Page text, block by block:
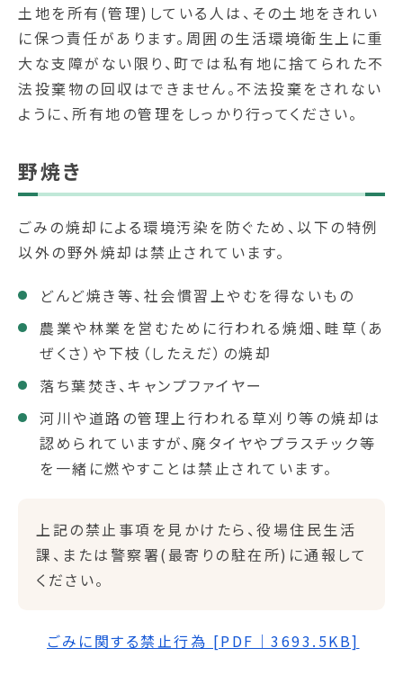
土地を所有(管理)している人は、その土地をきれい
に保つ責任があります。周囲の生活環境衛生上に重
大な支障がない限り、町では私有地に捨てられた不
法投棄物の回収はできません。不法投棄をされない
ように、所有地の管理をしっかり行ってください。
野焼き
ごみの焼却による環境汚染を防ぐため、以下の特例
以外の野外焼却は禁止されています。
どんど焼き等、社会慣習上やむを得ないもの
農業や林業を営むために行われる焼畑、畦草（あ
ぜくさ）や下枝（したえだ）の焼却
落ち葉焚き、キャンプファイヤー
河川や道路の管理上行われる草刈り等の焼却は
認められていますが、廃タイヤやプラスチック等
を一緒に燃やすことは禁止されています。
上記の禁止事項を見かけたら、役場住民生活
課、または警察署(最寄りの駐在所)に通報して
ください。
ごみに関する禁止行為 [PDF｜3693.5KB]